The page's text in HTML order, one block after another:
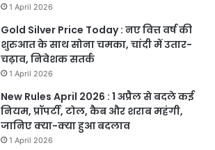
1 April 2026
Gold Silver Price Today : नए वित्त वर्ष की
शुरुआत के साथ सोना चमका, चांदी में उतार-
चढ़ाव, निवेशक सतर्क
1 April 2026
New Rules April 2026 : 1 अप्रैल से बदले कई
नियम, प्रॉपर्टी, टोल, कैब और शराब महंगी,
जानिए क्या-क्या हुआ बदलाव
1 April 2026